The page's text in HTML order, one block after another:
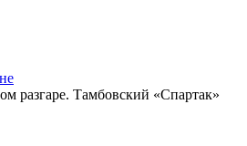
разгаре. Тамбовский «Спартак»